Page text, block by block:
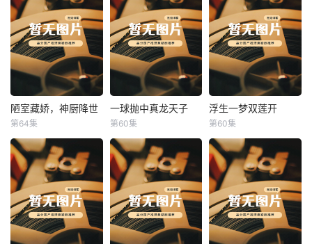
陋室藏娇，神厨降世
陋室藏娇，神厨降世
第64集
一球抛中真龙天子
一球抛中真龙天子
第60集
浮生一梦双莲开
浮生一梦双莲开
第60集